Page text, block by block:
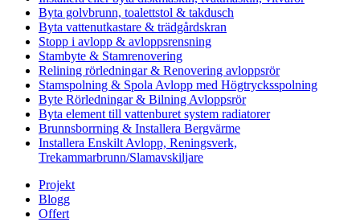
Byta golvbrunn, toalettstol & takdusch
Byta vattenutkastare & trädgårdskran
Stopp i avlopp & avloppsrensning
Stambyte & Stamrenovering
Relining rörledningar & Renovering avloppsrör
Stamspolning & Spola Avlopp med Högtrycksspolning
Byte Rörledningar & Bilning Avloppsrör
Byta element till vattenburet system radiatorer
Brunnsborrning & Installera Bergvärme
Installera Enskilt Avlopp, Reningsverk,
Trekammarbrunn/Slamavskiljare
Projekt
Blogg
Offert